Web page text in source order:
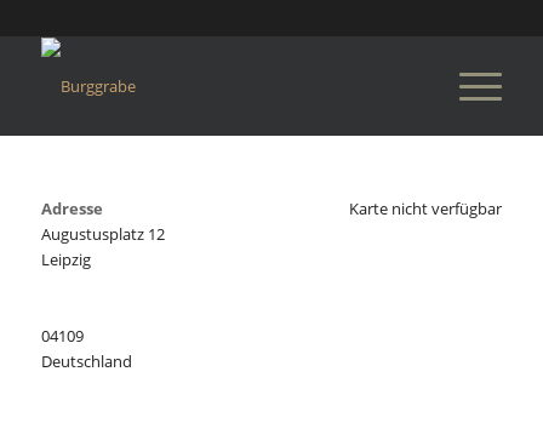
Karte nicht verfügbar
Adresse
Augustusplatz 12
Leipzig
04109
Deutschland